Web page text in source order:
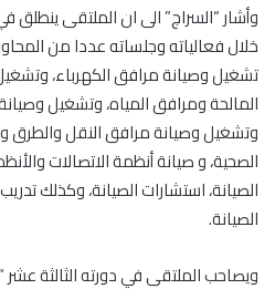
وأشار “السراج” الى ان الملتقى ينطلق
خلال فعالياته وجلساته عددا من
تشغيل وصيانة مرافق الكهرباء،
المالحة ومرافق المياه، وتشغيل
وتشغيل وصيانة مرافق النقل والطرق
الصحية، و صيانة أنظمة الاتصالات
الصيانة، استشارات الصيانة، وكذلك
الصيانة.
ويصاحب الملتقى في دورته الثالثة